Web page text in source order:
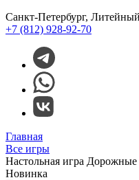
Санкт-Петербург,
+7 (812) 928-92-70
Главная
Все игры
Настольная игра
Новинка